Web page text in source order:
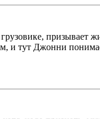
призывает
и тут Джонни